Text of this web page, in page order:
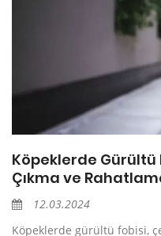
Köpeklerde Gürültü
Çıkma ve
12.03.2024
Köpeklerde gürültü fobisi,